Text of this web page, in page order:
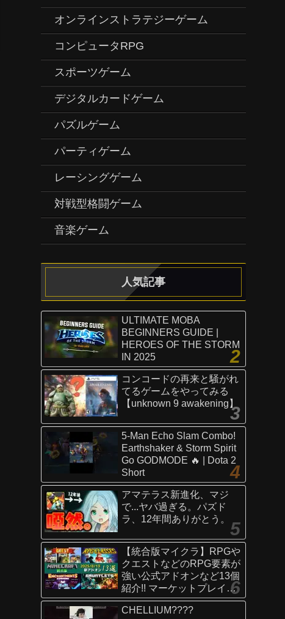
オンラインストラテジーゲーム
コンピュータRPG
スポーツゲーム
デジタルカードゲーム
パズルゲーム
パーティゲーム
レーシングゲーム
対戦型格闘ゲーム
音楽ゲーム
人気記事
ULTIMATE MOBA
BEGINNERS GUIDE |
HEROES OF THE STORM
IN 2025
コンコードの再来と騒がれ
てるゲームをやってみる
【unknown 9 awakening】
5-Man Echo Slam Combo!
Earthshaker & Storm Spirit
Go GODMODE 🔥 | Dota 2
Short
アマテラス新進化、マジ
で...ヤバ過ぎる。パズド
ラ、12年間ありがとう。
【統合版マイクラ】RPGや
クエストなどのRPG要素が
強い公式アドオンなど13個
紹介!! マーケットプレイス
情報
【Switch/Win10/PE/PS/Xb
CHELLIUM????